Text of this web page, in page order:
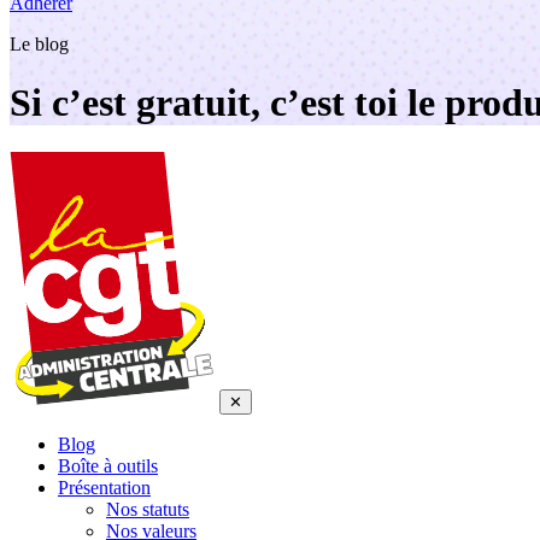
Le blog
Si c’est gratuit, c’est toi le
✕
Blog
Boîte à outils
Présentation
Nos statuts
Nos valeurs